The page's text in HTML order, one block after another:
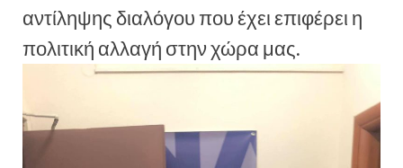
αντίληψης διαλόγου που έχει επιφέρει η
πολιτική αλλαγή στην χώρα μας.